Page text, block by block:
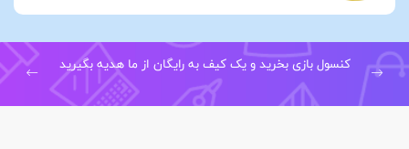
کنسول بازی بخرید و یک کیف به رایگان از ما هدیه بگیرید